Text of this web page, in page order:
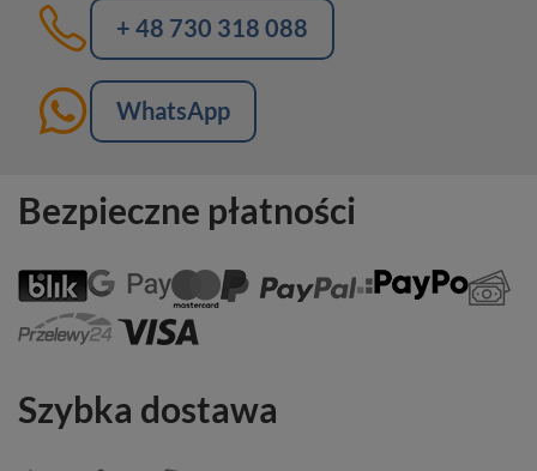
+ 48 730 318 088
WhatsApp
Bezpieczne płatności
Szybka dostawa